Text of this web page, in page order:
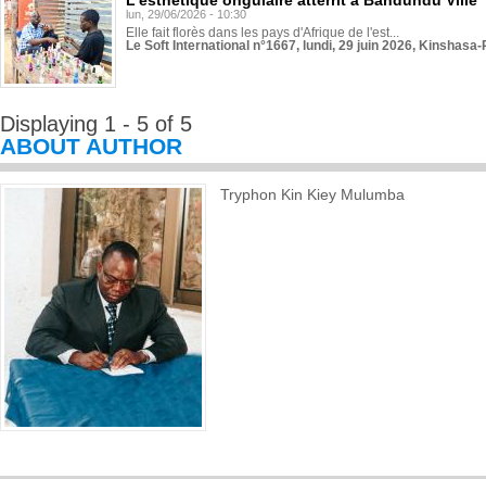
lun, 29/06/2026 - 10:30
Elle fait florès dans les pays d'Afrique de l'est...
Le Soft International n°1667, lundi, 29 juin 2026,
Displaying 1 - 5 of 5
ABOUT AUTHOR
Tryphon Kin Kiey Mulumba